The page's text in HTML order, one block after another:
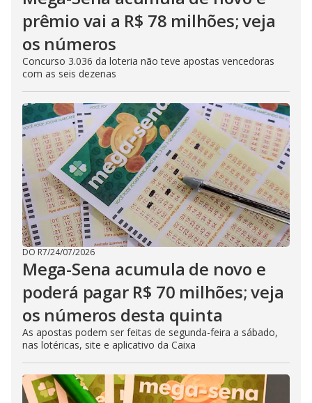
prêmio vai a R$ 78 milhões; veja
os números
Concurso 3.036 da loteria não teve apostas vencedoras
com as seis dezenas
DO R7/24/07/2026
Mega-Sena acumula de novo e
poderá pagar R$ 70 milhões; veja
os números desta quinta
As apostas podem ser feitas de segunda-feira a sábado,
nas lotéricas, site e aplicativo da Caixa